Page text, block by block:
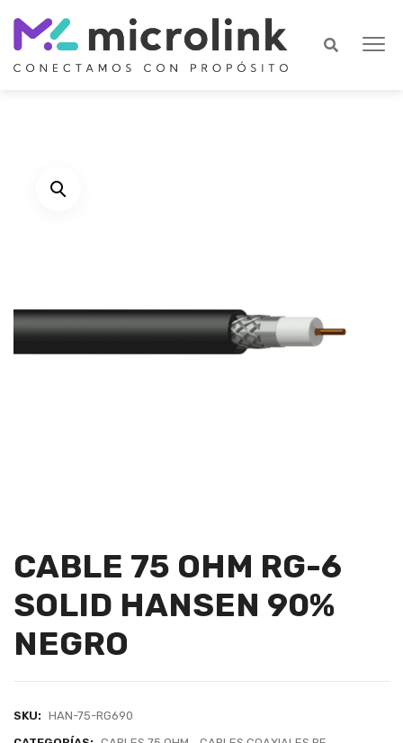
CABLE 75 OHM RG-6
SOLID HANSEN 90%
NEGRO
SKU: HAN-75-RG690